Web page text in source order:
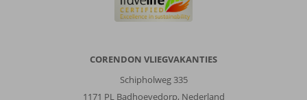
CORENDON VLIEGVAKANTIES
Schipholweg 335
1171 PL Badhoevedorp, Nederland